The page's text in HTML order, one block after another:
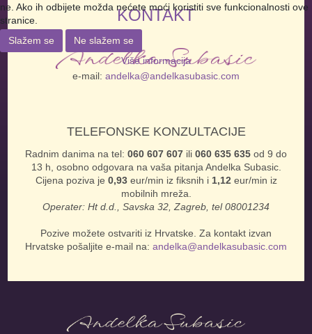
KONTAKT
e-mail: andelka@andelkasubasic.com
TELEFONSKE KONZULTACIJE
Radnim danima na tel: 060 607 607 ili 060 635 635 od 9 do
13 h, osobno odgovara na vaša pitanja Andelka Subasic.
Cijena poziva je 0,93 eur/min iz fiksnih i 1,12 eur/min iz
mobilnih mreža.
Operater: Ht d.d., Savska 32, Zagreb, tel 08001234
Pozive možete ostvariti iz Hrvatske. Za kontakt izvan
Hrvatske pošaljite e-mail na: andelka@andelkasubasic.com
ne. Ako ih odbijete možda nećete moći koristiti sve funkcionalnosti ove
stranice.
Slažem se
Ne slažem se
Više informacija